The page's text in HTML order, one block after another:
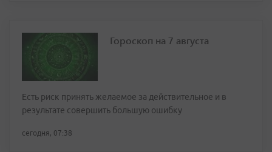
Гороскоп на 7 августа
Есть риск принять желаемое за действительное и в
результате совершить большую ошибку
сегодня, 07:38